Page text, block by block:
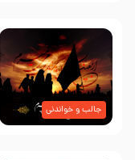
جالب و خواندنی